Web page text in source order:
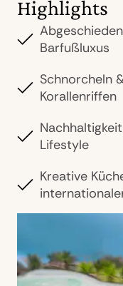
Highlights
Barfußluxus
Schnorcheln
Korallenriffen
Lifestyle
Kreative